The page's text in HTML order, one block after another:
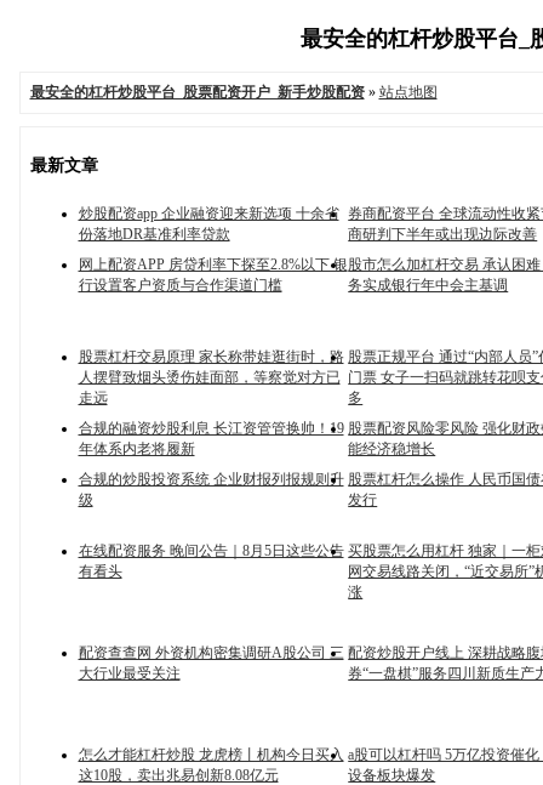
最安全的杠杆炒股平台_
最安全的杠杆炒股平台_股票配资开户_新手炒股配资» 站点地图
最新文章
炒股配资app 企业融资迎来新选项 十余省
份落地DR基准利率贷款
券商配资平台 全球流动性收
商研判下半年或出现边际改善
网上配资APP 房贷利率下探至2.8%以下 银
行设置客户资质与合作渠道门槛
股市怎么加杠杆交易 承认困
务实成银行年中会主基调
股票杠杆交易原理 家长称带娃逛街时，路
人摆臂致烟头烫伤娃面部，等察觉对方已
走远
股票正规平台 通过“内部人员
门票 女子一扫码就跳转花呗
多
合规的融资炒股利息 长江资管管换帅！19
年体系内老将履新
股票配资风险零风险 强化财
能经济稳增长
合规的炒股投资系统 企业财报列报规则升
级
股票杠杆怎么操作 人民币国
发行
在线配资服务 晚间公告｜8月5日这些公告
有看头
买股票怎么用杠杆 独家｜一
网交易线路关闭，“近交易所”
涨
配资查查网 外资机构密集调研A股公司 三
大行业最受关注
配资炒股开户线上 深耕战略
券“一盘棋”服务四川新质生产
怎么才能杠杆炒股 龙虎榜丨机构今日买入
这10股，卖出兆易创新8.08亿元
a股可以杠杆吗 5万亿投资催
设备板块爆发